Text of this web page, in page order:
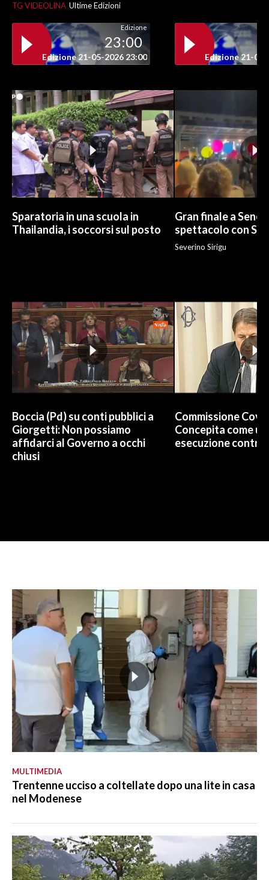
TG VIDEOLINA Ultime Edizioni
Edizione
23:00
Edizione 21-05-2026 23:00 Edizione 21-05-
Sparatoria in una scuola in
Thailandia, i soccorsi sul posto
Gran finale a
spettacolo con
Severino Sirigu
Boccia (Pd) su conti pubblici a
Giorgetti: Non possiamo
affidarci al Governo a occhi
chiusi
Commissione
Concepita come
esecuzione contro
MULTIMEDIA
Trentenne ucciso a coltellate dopo una lite in casa
nel Modenese